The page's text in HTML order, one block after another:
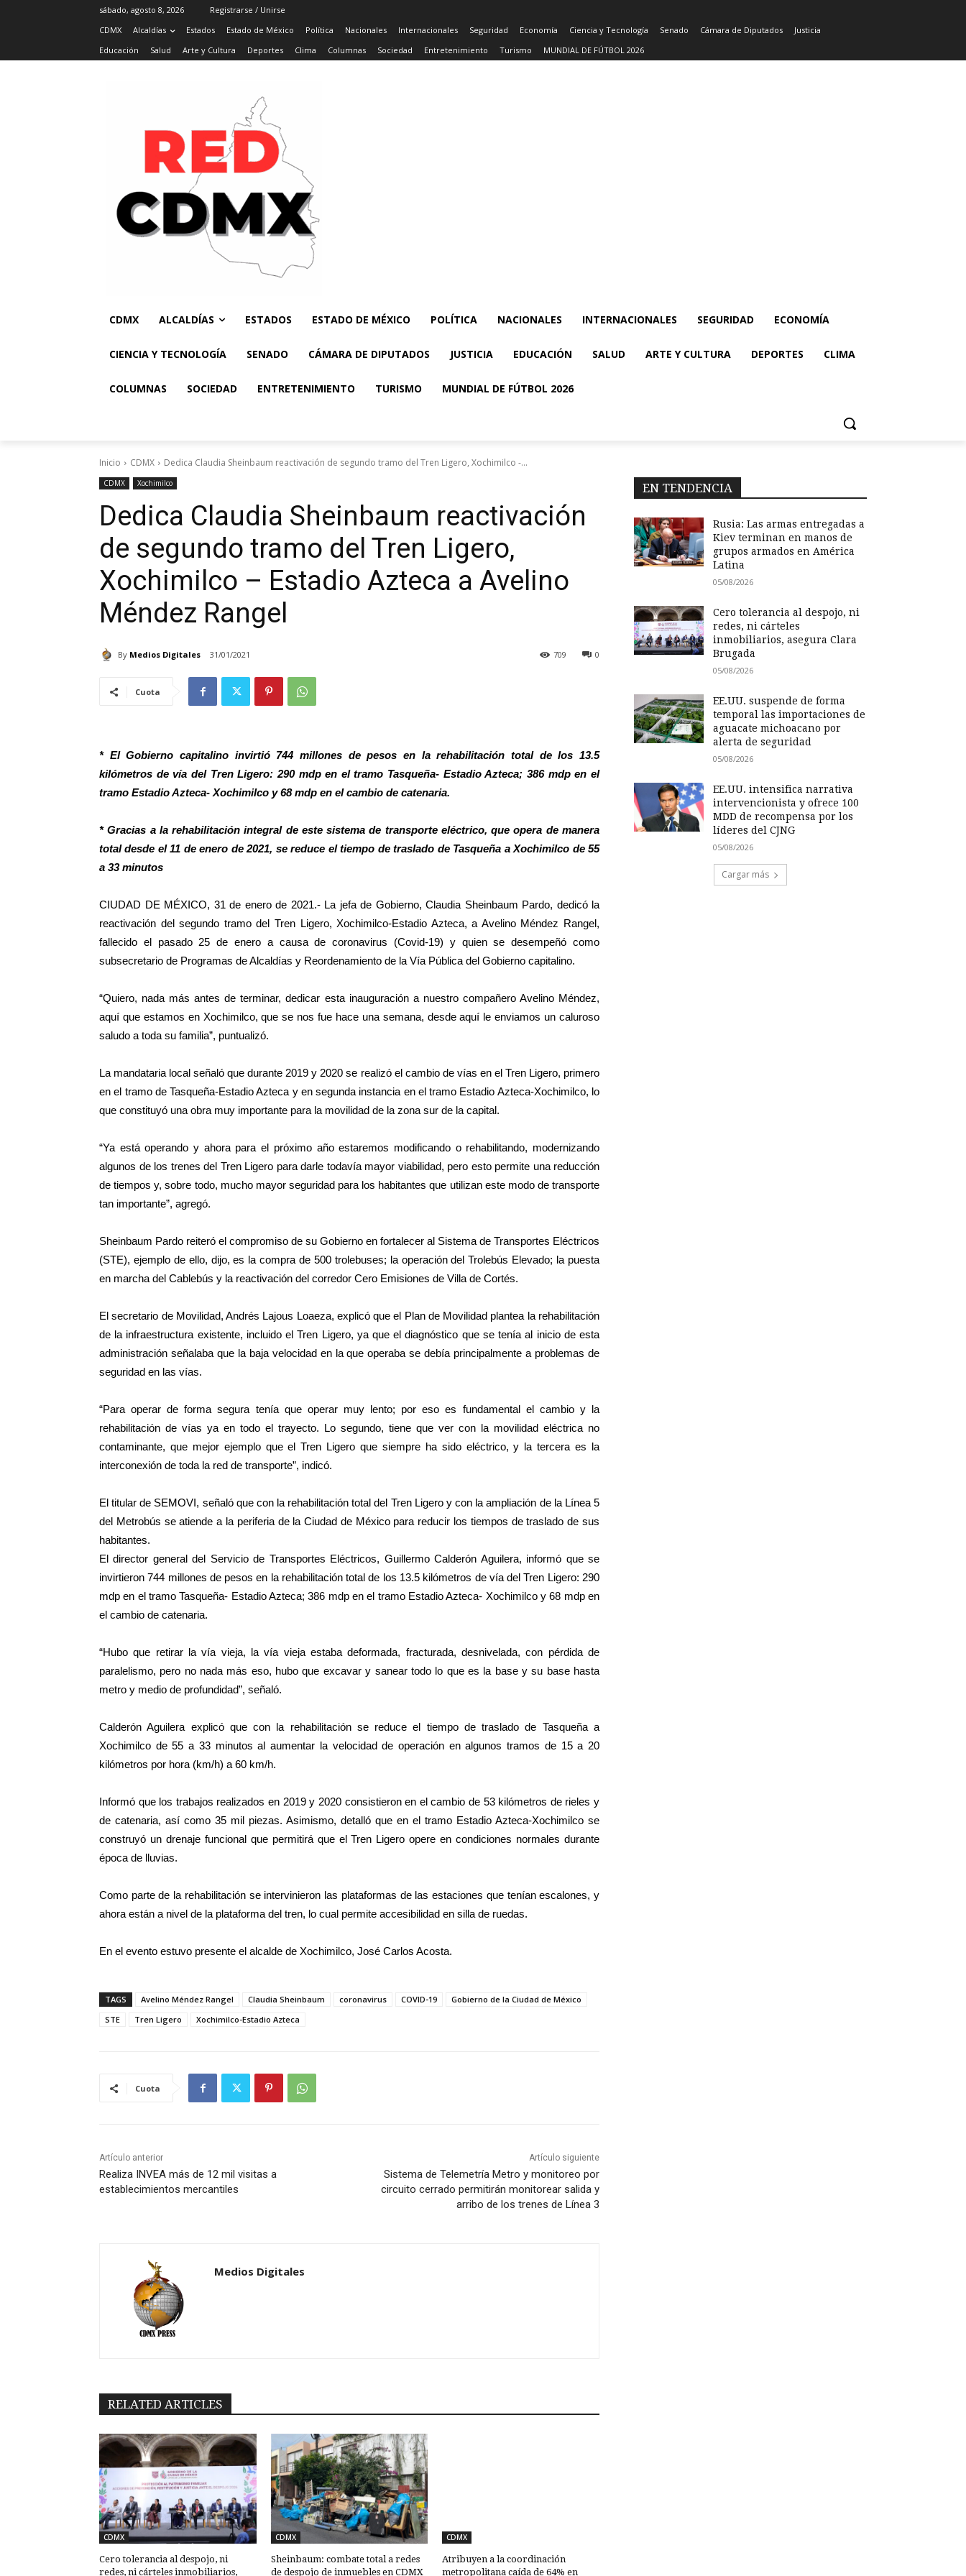
sábado, agosto 8, 2026
Registrarse / Unirse
CDMX
Alcaldías Estados Estado de México Política Nacionales Internacionales Seguridad Economía Ciencia y Tecnología Senado Cámara de Diputados
Justicia
Educación
Salud Arte y Cultura Deportes Clima Columnas Sociedad Entretenimiento Turismo MUNDIAL DE FÚTBOL 2026
CDMX ALCALDÍAS ESTADOS ESTADO DE MÉXICO POLÍTICA NACIONALES INTERNACIONALES SEGURIDAD ECONOMÍA
CIENCIA Y TECNOLOGÍA SENADO CÁMARA DE DIPUTADOS JUSTICIA EDUCACIÓN SALUD ARTE Y CULTURA DEPORTES CLIMA
COLUMNAS SOCIEDAD ENTRETENIMIENTO TURISMO MUNDIAL DE FÚTBOL 2026
Inicio CDMX Dedica Claudia Sheinbaum reactivación de segundo tramo del Tren Ligero, Xochimilco -...
CDMX Xochimilco
Dedica Claudia Sheinbaum reactivación
de segundo tramo del Tren Ligero,
Xochimilco – Estadio Azteca a Avelino
Méndez Rangel
By Medios Digitales 31/01/2021 0
709
Cuota
* El Gobierno capitalino invirtió 744 millones de pesos en la rehabilitación total de los 13.5
kilómetros de vía del Tren Ligero: 290 mdp en el tramo Tasqueña- Estadio Azteca; 386 mdp en el
tramo Estadio Azteca- Xochimilco y 68 mdp en el cambio de catenaria.
* Gracias a la rehabilitación integral de este sistema de transporte eléctrico, que opera de manera
total desde el 11 de enero de 2021, se reduce el tiempo de traslado de Tasqueña a Xochimilco de 55
a 33 minutos
CIUDAD DE MÉXICO, 31 de enero de 2021.- La jefa de Gobierno, Claudia Sheinbaum Pardo, dedicó la
reactivación del segundo tramo del Tren Ligero, Xochimilco-Estadio Azteca, a Avelino Méndez Rangel,
fallecido el pasado 25 de enero a causa de coronavirus (Covid-19) y quien se desempeñó como
subsecretario de Programas de Alcaldías y Reordenamiento de la Vía Pública del Gobierno capitalino.
“Quiero, nada más antes de terminar, dedicar esta inauguración a nuestro compañero Avelino Méndez,
aquí que estamos en Xochimilco, que se nos fue hace una semana, desde aquí le enviamos un caluroso
saludo a toda su familia”, puntualizó.
La mandataria local señaló que durante 2019 y 2020 se realizó el cambio de vías en el Tren Ligero, primero
en el tramo de Tasqueña-Estadio Azteca y en segunda instancia en el tramo Estadio Azteca-Xochimilco, lo
que constituyó una obra muy importante para la movilidad de la zona sur de la capital.
“Ya está operando y ahora para el próximo año estaremos modificando o rehabilitando, modernizando
algunos de los trenes del Tren Ligero para darle todavía mayor viabilidad, pero esto permite una reducción
de tiempos y, sobre todo, mucho mayor seguridad para los habitantes que utilizan este modo de transporte
tan importante”, agregó.
Sheinbaum Pardo reiteró el compromiso de su Gobierno en fortalecer al Sistema de Transportes Eléctricos
(STE), ejemplo de ello, dijo, es la compra de 500 trolebuses; la operación del Trolebús Elevado; la puesta
en marcha del Cablebús y la reactivación del corredor Cero Emisiones de Villa de Cortés.
El secretario de Movilidad, Andrés Lajous Loaeza, explicó que el Plan de Movilidad plantea la rehabilitación
de la infraestructura existente, incluido el Tren Ligero, ya que el diagnóstico que se tenía al inicio de esta
administración señalaba que la baja velocidad en la que operaba se debía principalmente a problemas de
seguridad en las vías.
“Para operar de forma segura tenía que operar muy lento; por eso es fundamental el cambio y la
rehabilitación de vías ya en todo el trayecto. Lo segundo, tiene que ver con la movilidad eléctrica no
contaminante, que mejor ejemplo que el Tren Ligero que siempre ha sido eléctrico, y la tercera es la
interconexión de toda la red de transporte”, indicó.
El titular de SEMOVI, señaló que con la rehabilitación total del Tren Ligero y con la ampliación de la Línea 5
del Metrobús se atiende a la periferia de la Ciudad de México para reducir los tiempos de traslado de sus
habitantes.
El director general del Servicio de Transportes Eléctricos, Guillermo Calderón Aguilera, informó que se
invirtieron 744 millones de pesos en la rehabilitación total de los 13.5 kilómetros de vía del Tren Ligero: 290
mdp en el tramo Tasqueña- Estadio Azteca; 386 mdp en el tramo Estadio Azteca- Xochimilco y 68 mdp en
el cambio de catenaria.
“Hubo que retirar la vía vieja, la vía vieja estaba deformada, fracturada, desnivelada, con pérdida de
paralelismo, pero no nada más eso, hubo que excavar y sanear todo lo que es la base y su base hasta
metro y medio de profundidad”, señaló.
Calderón Aguilera explicó que con la rehabilitación se reduce el tiempo de traslado de Tasqueña a
Xochimilco de 55 a 33 minutos al aumentar la velocidad de operación en algunos tramos de 15 a 20
kilómetros por hora (km/h) a 60 km/h.
Informó que los trabajos realizados en 2019 y 2020 consistieron en el cambio de 53 kilómetros de rieles y
de catenaria, así como 35 mil piezas. Asimismo, detalló que en el tramo Estadio Azteca-Xochimilco se
construyó un drenaje funcional que permitirá que el Tren Ligero opere en condiciones normales durante
época de lluvias.
Como parte de la rehabilitación se intervinieron las plataformas de las estaciones que tenían escalones, y
ahora están a nivel de la plataforma del tren, lo cual permite accesibilidad en silla de ruedas.
En el evento estuvo presente el alcalde de Xochimilco, José Carlos Acosta.
TAGS Avelino Méndez Rangel Claudia Sheinbaum coronavirus COVID-19
Gobierno de la Ciudad de México
STE
Tren Ligero Xochimilco-Estadio Azteca
Cuota
Artículo anterior
Realiza INVEA más de 12 mil visitas a
establecimientos mercantiles
Artículo siguiente
Sistema de Telemetría Metro y monitoreo por
circuito cerrado permitirán monitorear salida y
arribo de los trenes de Línea 3
Medios Digitales
RELATED ARTICLES
CDMX
Cero tolerancia al despojo, ni
redes, ni cárteles inmobiliarios,
CDMX
Sheinbaum: combate total a redes
de despojo de inmuebles en CDMX
CDMX
Atribuyen a la coordinación
metropolitana caída de 64% en
EN TENDENCIA
Rusia: Las armas entregadas a
Kiev terminan en manos de
grupos armados en América
Latina
05/08/2026
Cero tolerancia al despojo, ni
redes, ni cárteles
inmobiliarios, asegura Clara
Brugada
05/08/2026
EE.UU. suspende de forma
temporal las importaciones de
aguacate michoacano por
alerta de seguridad
05/08/2026
EE.UU. intensifica narrativa
intervencionista y ofrece 100
MDD de recompensa por los
líderes del CJNG
05/08/2026
Cargar más